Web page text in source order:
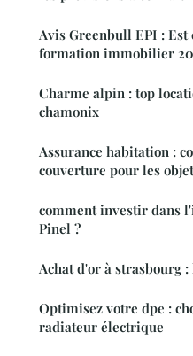
Avis Greenbull EPI :
formation immobilier
Charme alpin : top
chamonix
Assurance habitation :
couverture pour les
comment investir dans
Pinel ?
Achat d'or à strasbourg
Optimisez votre dpe :
radiateur électrique